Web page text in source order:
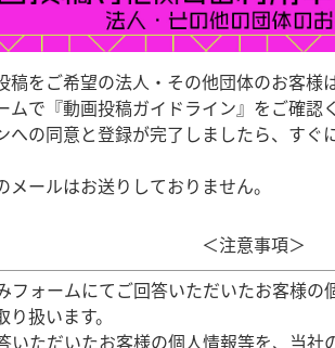
稿をご希望の法人・その他団体のお客様は
ムで『動画投稿ガイドライン』をご確認
への同意と登録が完了しましたら、すぐ
ールはお送りしておりません。
＜注意事項＞
フォームにてご回答いただいたお客様
扱います。
いただいたお客様の個人情報等を、当